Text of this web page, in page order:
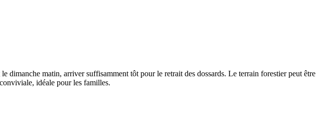
dimanche matin, arriver suffisamment tôt pour le retrait des dossards. Le terrain forestier peut être
idéale pour les familles.